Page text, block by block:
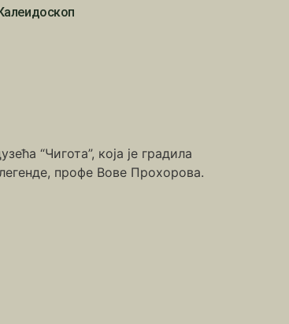
“Чигота”, која је градила
профе Вове Прохорова.